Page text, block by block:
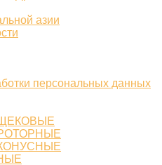
азии
персональных данных